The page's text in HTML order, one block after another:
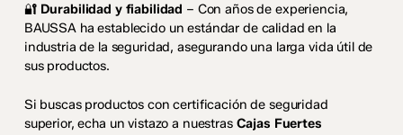
🔐 Durabilidad y fiabilidad – Con años de experiencia,
BAUSSA ha establecido un estándar de calidad en la
industria de la seguridad, asegurando una larga vida útil de
sus productos.
Si buscas productos con certificación de seguridad
superior, echa un vistazo a nuestras Cajas Fuertes